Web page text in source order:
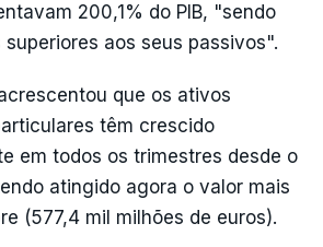
200,1% do PIB, "sendo
aos seus passivos".
que os ativos
têm crescido
em todos os trimestres desde o
atingido agora o valor mais
(577,4 mil milhões de euros).